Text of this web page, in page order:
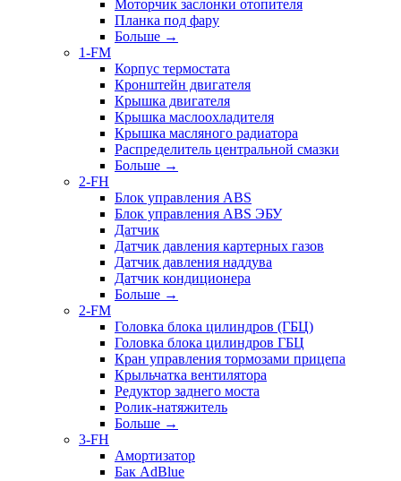
Моторчик заслонки отопителя
Планка под фару
Больше →
1-FM
Корпус термостата
Кронштейн двигателя
Крышка двигателя
Крышка маслоохладителя
Крышка масляного радиатора
Распределитель центральной смазки
Больше →
2-FH
Блок управления ABS
Блок управления ABS ЭБУ
Датчик
Датчик давления картерных газов
Датчик давления наддува
Датчик кондиционера
Больше →
2-FM
Головка блока цилиндров (ГБЦ)
Головка блока цилиндров ГБЦ
Кран управления тормозами прицепа
Крыльчатка вентилятора
Редуктор заднего моста
Ролик-натяжитель
Больше →
3-FH
Амортизатор
Бак AdBlue